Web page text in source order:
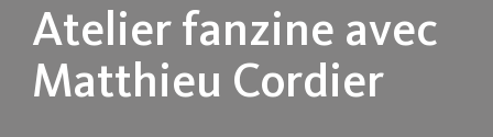
Atelier fanzine avec
Matthieu Cordier